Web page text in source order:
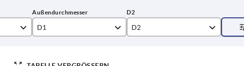
D1 D2